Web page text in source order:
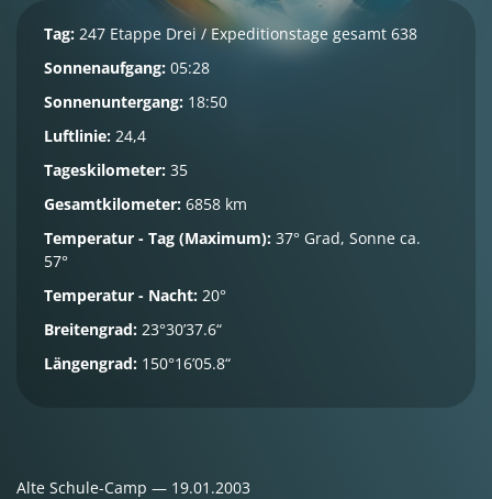
Tag: 247 Etappe Drei / Expeditionstage gesamt 638
Sonnenaufgang: 05:28
Sonnenuntergang: 18:50
Luftlinie: 24,4
Tageskilometer: 35
Gesamtkilometer: 6858 km
Temperatur - Tag (Maximum): 37° Grad, Sonne ca.
57°
Temperatur - Nacht: 20°
Breitengrad: 23°30’37.6“
Längengrad: 150°16’05.8“
Alte Schule-Camp — 19.01.2003